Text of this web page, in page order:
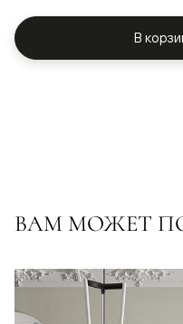
В
ВАМ МОЖЕТ